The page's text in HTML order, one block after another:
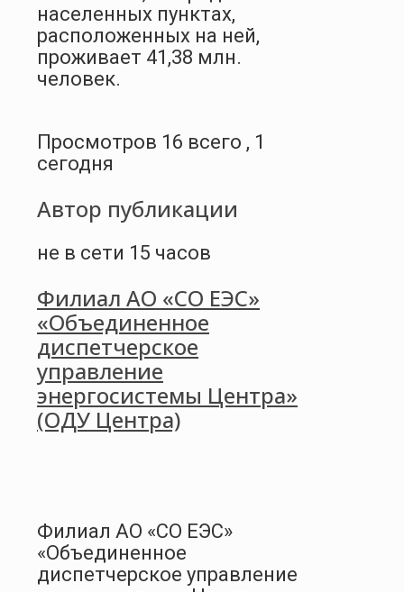
населенных пунктах,
расположенных на ней,
проживает 41,38 млн.
человек.
Просмотров 16 всего , 1
сегодня
Автор публикации
не в сети 15 часов
Филиал АО «СО ЕЭС»
«Объединенное
диспетчерское
управление
энергосистемы Центра»
(ОДУ Центра)
Филиал АО «СО ЕЭС»
«Объединенное
диспетчерское управление